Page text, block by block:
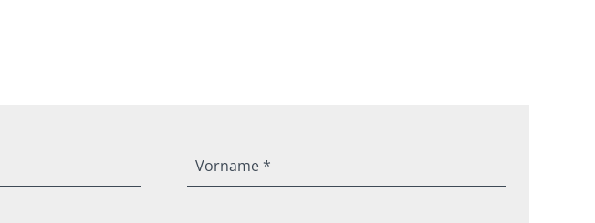
Vorname *